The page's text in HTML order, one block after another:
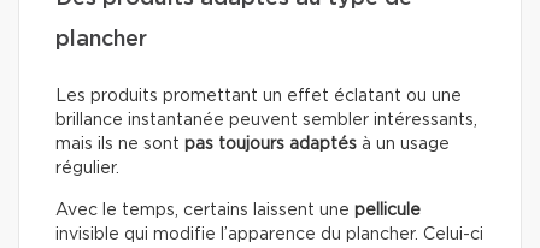
plancher
Les produits promettant un effet éclatant ou une
brillance instantanée peuvent sembler intéressants,
mais ils ne sont pas toujours adaptés à un usage
régulier.
Avec le temps, certains laissent une pellicule
invisible qui modifie l’apparence du plancher. Celui-ci